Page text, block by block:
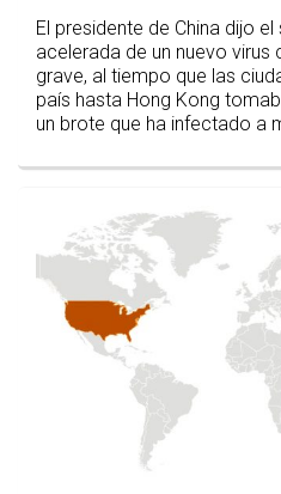
El presidente de China dijo
acelerada de un nuevo virus
grave, al tiempo que las
país hasta Hong Kong
un brote que ha infectado a